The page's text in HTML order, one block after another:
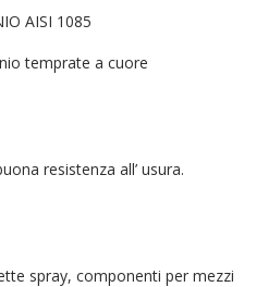
AISI 1085
temprate a cuore
resistenza all’ usura.
spray, componenti per mezzi